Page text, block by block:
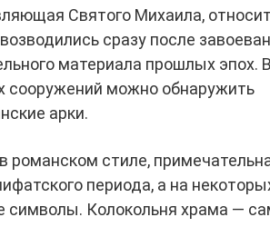
Святого Михаила,
сразу после
материала прошлых эпох. В
сооружений можно обнаружить
арки.
романском стиле,
периода, а на
символы. Колокольня храма —